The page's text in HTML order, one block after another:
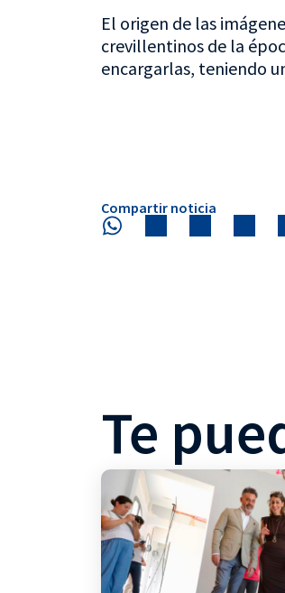
El origen de las
crevillentinos de la
encargarlas, teniendo
Compartir noticia
Te